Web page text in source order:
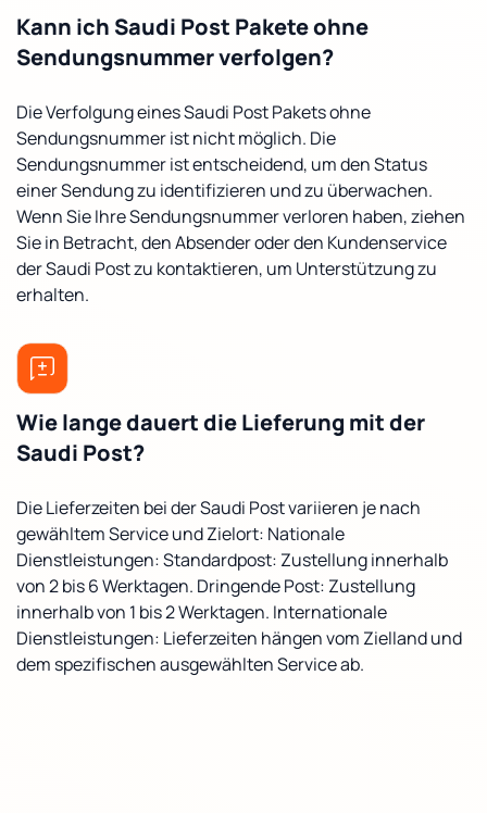
Kann ich Saudi Post Pakete ohne
Sendungsnummer verfolgen?
Die Verfolgung eines Saudi Post Pakets ohne
Sendungsnummer ist nicht möglich. Die
Sendungsnummer ist entscheidend, um den Status
einer Sendung zu identifizieren und zu überwachen.
Wenn Sie Ihre Sendungsnummer verloren haben, ziehen
Sie in Betracht, den Absender oder den Kundenservice
der Saudi Post zu kontaktieren, um Unterstützung zu
erhalten.
Wie lange dauert die Lieferung mit der
Saudi Post?
Die Lieferzeiten bei der Saudi Post variieren je nach
gewähltem Service und Zielort: Nationale
Dienstleistungen: Standardpost: Zustellung innerhalb
von 2 bis 6 Werktagen. Dringende Post: Zustellung
innerhalb von 1 bis 2 Werktagen. Internationale
Dienstleistungen: Lieferzeiten hängen vom Zielland und
dem spezifischen ausgewählten Service ab.